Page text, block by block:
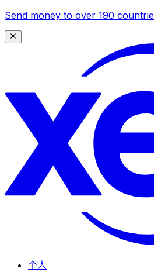
Send money to over 190
个人